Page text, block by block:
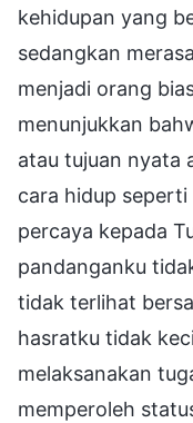
kehidupan yang
sedangkan
menjadi orang
menunjukkan
atau tujuan nyata
cara hidup
percaya kepada
pandanganku
tidak terlihat
hasratku tidak
melaksanakan
memperoleh